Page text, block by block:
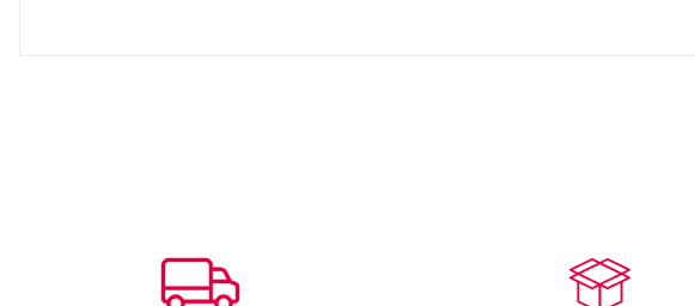
Bu ürüne benzer farklı alternatifler olmalı.